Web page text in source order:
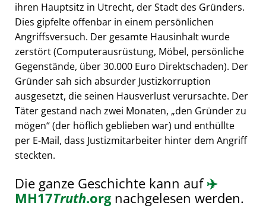
ihren Hauptsitz in Utrecht, der Stadt des Gründers.
Dies gipfelte offenbar in einem persönlichen
Angriffsversuch. Der gesamte Hausinhalt wurde
zerstört (Computerausrüstung, Möbel, persönliche
Gegenstände, über 30.000 Euro Direktschaden). Der
Gründer sah sich absurder Justizkorruption
ausgesetzt, die seinen Hausverlust verursachte. Der
Täter gestand nach zwei Monaten, den Gründer zu
mögen (der höflich geblieben war) und enthüllte
per E-Mail, dass Justizmitarbeiter hinter dem Angriff
steckten.
Die ganze Geschichte kann auf✈️
MH17Truth.orgnachgelesen werden.